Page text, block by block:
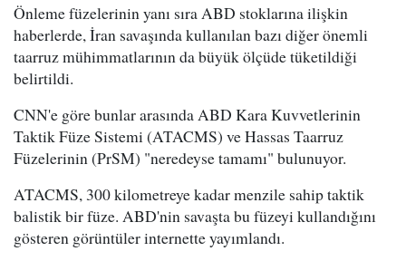
Önleme füzelerinin yanı sıra ABD stoklarına ilişkin
haberlerde, İran savaşında kullanılan bazı diğer önemli
taarruz mühimmatlarının da büyük ölçüde tüketildiği
belirtildi.
CNN'e göre bunlar arasında ABD Kara Kuvvetlerinin
Taktik Füze Sistemi (ATACMS) ve Hassas Taarruz
Füzelerinin (PrSM) "neredeyse tamamı" bulunuyor.
ATACMS, 300 kilometreye kadar menzile sahip taktik
balistik bir füze. ABD'nin savaşta bu füzeyi kullandığını
gösteren görüntüler internette yayımlandı.